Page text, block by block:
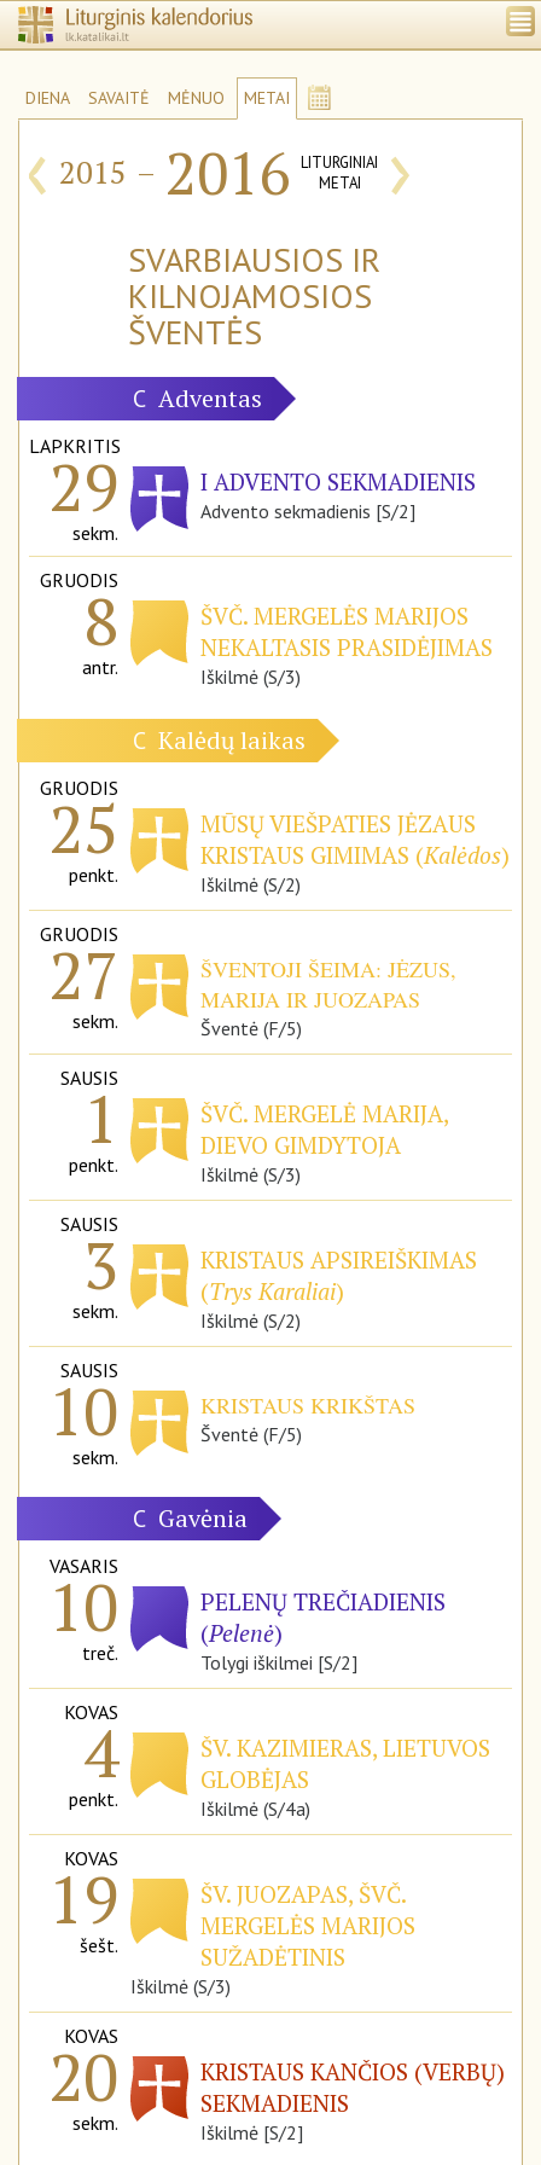
DIENA SAVAITĖ MĖNUO METAI
‹ 2015 – 2016 LITURGINIAI
METAI
›
SVARBIAUSIOS IR
KILNOJAMOSIOS
ŠVENTĖS
C Adventas
LAPKRITIS
29
sekm.
I ADVENTO SEKMADIENIS
Advento sekmadienis [S/2]
GRUODIS
8
antr.
ŠVČ. MERGELĖS MARIJOS
NEKALTASIS PRASIDĖJIMAS
Iškilmė (S/3)
C Kalėdų laikas
GRUODIS
25
penkt.
MŪSŲ VIEŠPATIES JĖZAUS
KRISTAUS GIMIMAS (Kalėdos)
Iškilmė (S/2)
GRUODIS
27
sekm.
ŠVENTOJI ŠEIMA: JĖZUS,
MARIJA IR JUOZAPAS
Šventė (F/5)
SAUSIS
1
penkt.
ŠVČ. MERGELĖ MARIJA,
DIEVO GIMDYTOJA
Iškilmė (S/3)
SAUSIS
3
sekm.
KRISTAUS APSIREIŠKIMAS
(Trys Karaliai)
Iškilmė (S/2)
SAUSIS
10
sekm.
KRISTAUS KRIKŠTAS
Šventė (F/5)
C Gavėnia
VASARIS
10
treč.
PELENŲ TREČIADIENIS
(Pelenė)
Tolygi iškilmei [S/2]
KOVAS
4
penkt.
ŠV. KAZIMIERAS, LIETUVOS
GLOBĖJAS
Iškilmė (S/4a)
KOVAS
19
šešt.
ŠV. JUOZAPAS, ŠVČ.
MERGELĖS MARIJOS
SUŽADĖTINIS
Iškilmė (S/3)
KOVAS
20
sekm.
KRISTAUS KANČIOS (VERBŲ)
SEKMADIENIS
Iškilmė [S/2]